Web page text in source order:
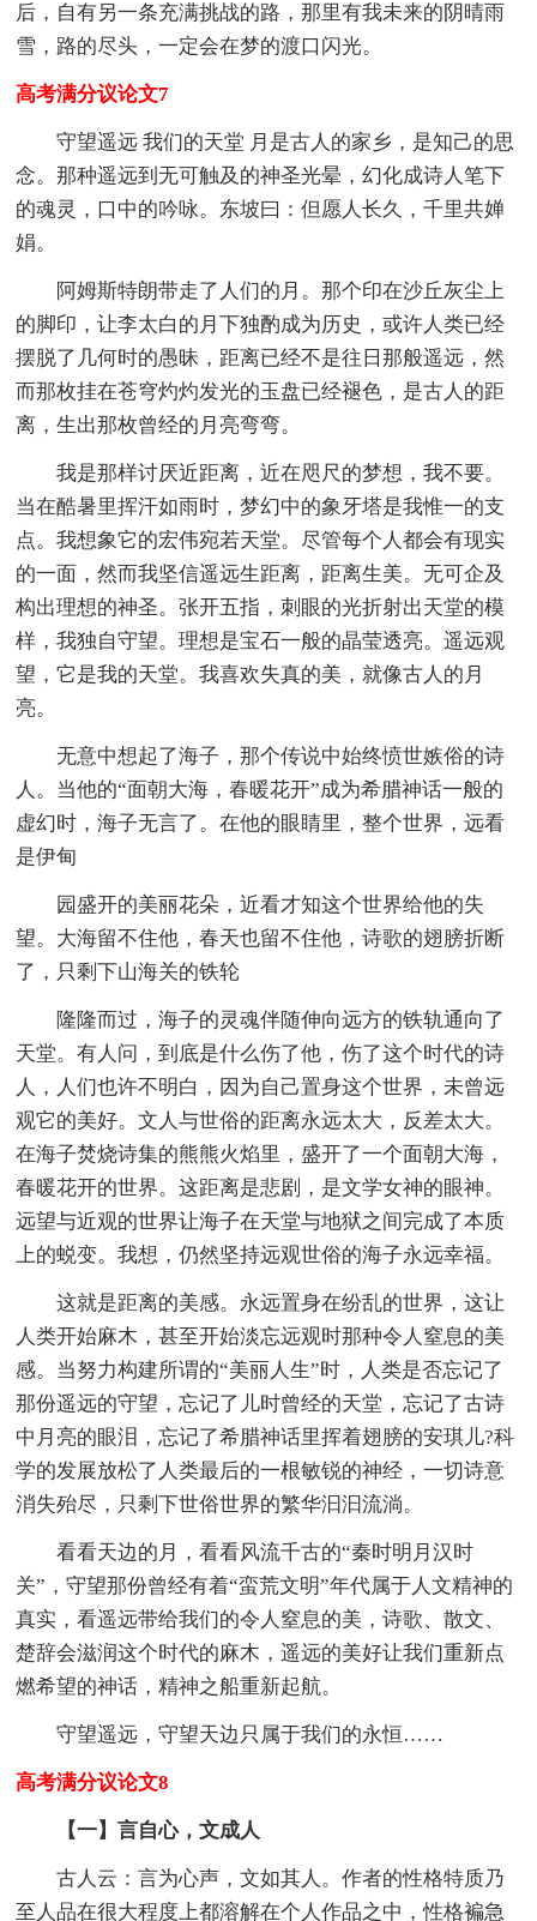
后，自有另一条充满挑战的路，那里有我未来的阴晴雨
雪，路的尽头，一定会在梦的渡口闪光。
高考满分议论文7
守望遥远 我们的天堂 月是古人的家乡，是知己的思
念。那种遥远到无可触及的神圣光晕，幻化成诗人笔下
的魂灵，口中的吟咏。东坡曰：但愿人长久，千里共婵
娟。
阿姆斯特朗带走了人们的月。那个印在沙丘灰尘上
的脚印，让李太白的月下独酌成为历史，或许人类已经
摆脱了几何时的愚昧，距离已经不是往日那般遥远，然
而那枚挂在苍穹灼灼发光的玉盘已经褪色，是古人的距
离，生出那枚曾经的月亮弯弯。
我是那样讨厌近距离，近在咫尺的梦想，我不要。
当在酷暑里挥汗如雨时，梦幻中的象牙塔是我惟一的支
点。我想象它的宏伟宛若天堂。尽管每个人都会有现实
的一面，然而我坚信遥远生距离，距离生美。无可企及
构出理想的神圣。张开五指，刺眼的光折射出天堂的模
样，我独自守望。理想是宝石一般的晶莹透亮。遥远观
望，它是我的天堂。我喜欢失真的美，就像古人的月
亮。
无意中想起了海子，那个传说中始终愤世嫉俗的诗
人。当他的“面朝大海，春暖花开”成为希腊神话一般的
虚幻时，海子无言了。在他的眼睛里，整个世界，远看
是伊甸
园盛开的美丽花朵，近看才知这个世界给他的失
望。大海留不住他，春天也留不住他，诗歌的翅膀折断
了，只剩下山海关的铁轮
隆隆而过，海子的灵魂伴随伸向远方的铁轨通向了
天堂。有人问，到底是什么伤了他，伤了这个时代的诗
人，人们也许不明白，因为自己置身这个世界，未曾远
观它的美好。文人与世俗的距离永远太大，反差太大。
在海子焚烧诗集的熊熊火焰里，盛开了一个面朝大海，
春暖花开的世界。这距离是悲剧，是文学女神的眼神。
远望与近观的世界让海子在天堂与地狱之间完成了本质
上的蜕变。我想，仍然坚持远观世俗的海子永远幸福。
这就是距离的美感。永远置身在纷乱的世界，这让
人类开始麻木，甚至开始淡忘远观时那种令人窒息的美
感。当努力构建所谓的“美丽人生”时，人类是否忘记了
那份遥远的守望，忘记了儿时曾经的天堂，忘记了古诗
中月亮的眼泪，忘记了希腊神话里挥着翅膀的安琪儿?科
学的发展放松了人类最后的一根敏锐的神经，一切诗意
消失殆尽，只剩下世俗世界的繁华汩汩流淌。
看看天边的月，看看风流千古的“秦时明月汉时
关”，守望那份曾经有着“蛮荒文明”年代属于人文精神的
真实，看遥远带给我们的令人窒息的美，诗歌、散文、
楚辞会滋润这个时代的麻木，遥远的美好让我们重新点
燃希望的神话，精神之船重新起航。
守望遥远，守望天边只属于我们的永恒……
高考满分议论文8
【一】言自心，文成人
古人云：言为心声，文如其人。作者的性格特质乃
至人品在很大程度上都溶解在个人作品之中，性格褊急